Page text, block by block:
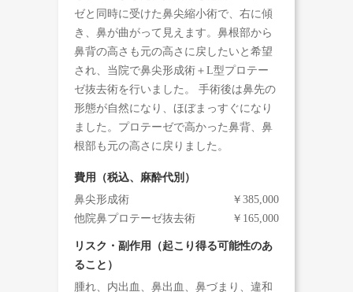
ゼと同時に受けた鼻尖縮小術で、右に傾
き、鼻が曲がって見えます。鼻根部から
鼻背の高さも元の高さに戻したいと希望
され、当院で鼻尖形成術＋L型プロテー
ゼ抜去術を行いました。 手術後は鼻先の
形態が自然になり、ほぼまっすぐになり
ました。プロテーゼで高かった鼻背、鼻
根部も元の高さに戻りました。
費用（税込、麻酔代別）
鼻尖形成術
￥385,000
他院鼻プロテーゼ抜去術
￥165,000
リスク・副作用（起こり得る可能性のあ
ること）
腫れ、内出血、鼻出血、鼻づまり、違和